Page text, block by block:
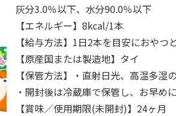
灰分3.0％以下、水分90.0％以下
【エネルギー】8kcal/1本
【給与方法】1日2本を目安におやつ
【原産国または製造地】タイ
【保管方法】・直射日光、高温多湿
・開封後は冷蔵庫で保管し、お早め
【賞味／使用期限(未開封)】24ヶ月